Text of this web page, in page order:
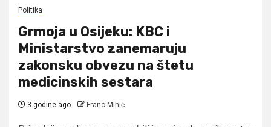
Politika
Grmoja u Osijeku: KBC i
Ministarstvo zanemaruju
zakonsku obvezu na štetu
medicinskih sestara
3 godine ago Franc Mihić